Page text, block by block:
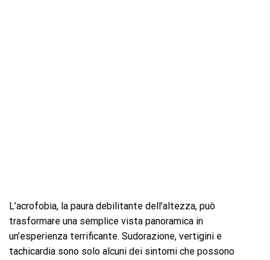
L’acrofobia, la paura debilitante dell’altezza, può
trasformare una semplice vista panoramica in
un’esperienza terrificante. Sudorazione, vertigini e
tachicardia sono solo alcuni dei sintomi che possono